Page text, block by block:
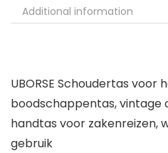
Additional information
UBORSE Schoudertas voor
boodschappentas, vintage
handtas voor zakenreizen,
gebruik